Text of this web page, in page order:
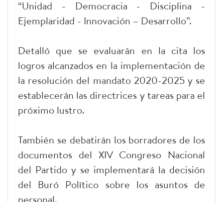
“Unidad - Democracia - Disciplina -
Ejemplaridad - Innovación – Desarrollo”.
Detalló que se evaluarán en la cita los
logros alcanzados en la implementación de
la resolución del mandato 2020-2025 y se
establecerán las directrices y tareas para el
próximo lustro.
También se debatirán los borradores de los
documentos del XIV Congreso Nacional
del Partido y se implementará la decisión
del Buró Político sobre los asuntos de